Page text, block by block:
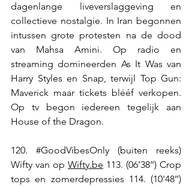
dagenlange liveverslaggeving en
collectieve nostalgie. In Iran begonnen
intussen grote protesten na de dood
van Mahsa Amini. Op radio en
streaming domineerden As It Was van
Harry Styles en Snap, terwijl Top Gun:
Maverick maar tickets blééf verkopen.
Op tv begon iedereen tegelijk aan
House of the Dragon.
120. #GoodVibesOnly (buiten reeks)
Wifty van op Wifty.be 113. (06'38’’) Crop
tops en zomerdepressies 114. (10'48’’)